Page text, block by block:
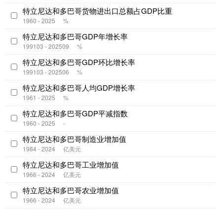
特立尼达和多巴哥货物进出口总额占GDP比重
1960 - 2025 %
特立尼达和多巴哥GDP年增长率
199103 - 202509 %
特立尼达和多巴哥GDP环比增长率
199103 - 202506 %
特立尼达和多巴哥人均GDP增长率
1961 - 2025 %
特立尼达和多巴哥GDP平减指数
1960 - 2025 -
特立尼达和多巴哥制造业增加值
1984 - 2024 亿美元
特立尼达和多巴哥工业增加值
1966 - 2024 亿美元
特立尼达和多巴哥农业增加值
1966 - 2024 亿美元